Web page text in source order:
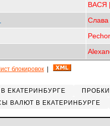
ВАСЯ
Слава
блокировок
ЕКАТЕРИНБУРГЕ
ВАЛЮТ В ЕКАТЕРИНБУРГЕ